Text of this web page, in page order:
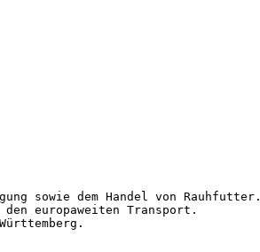
sowie dem Handel von Rauhfutter.
europaweiten Transport.